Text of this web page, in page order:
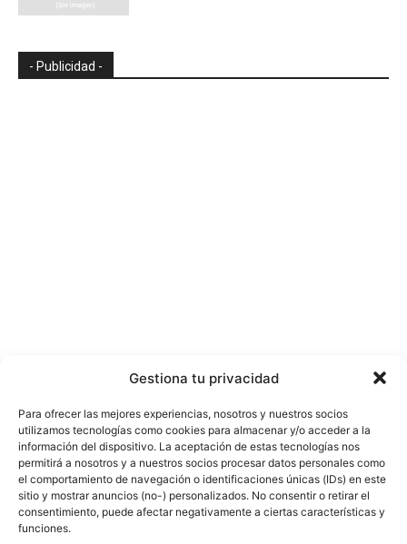
Gestiona tu privacidad
Para ofrecer las mejores experiencias, nosotros y nuestros socios
utilizamos tecnologías como cookies para almacenar y/o acceder a la
información del dispositivo. La aceptación de estas tecnologías nos
permitirá a nosotros y a nuestros socios procesar datos personales como
el comportamiento de navegación o identificaciones únicas (IDs) en este
sitio y mostrar anuncios (no-) personalizados. No consentir o retirar el
consentimiento, puede afectar negativamente a ciertas características y
funciones.
- Publicidad -